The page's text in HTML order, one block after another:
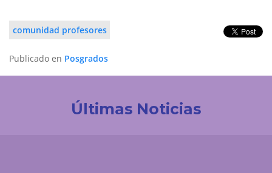
comunidad profesores
Publicado en Posgrados
Últimas Noticias